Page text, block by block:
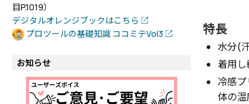
目P.1019）
デジタルオレンジブックはこちら
プロツールの基礎知識 ココミテVol3
お知らせ
特長
水分(
着用
冷感
体の温